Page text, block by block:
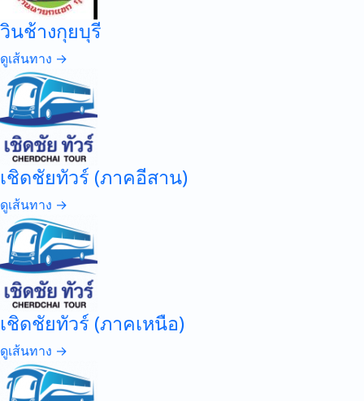
วินช้างกุยบุรี
ดูเส้นทาง →
เชิดชัยทัวร์ (ภาคอีสาน)
ดูเส้นทาง →
เชิดชัยทัวร์ (ภาคเหนือ)
ดูเส้นทาง →